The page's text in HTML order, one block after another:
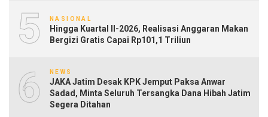
5 NASIONAL
Hingga Kuartal II-2026, Realisasi Anggaran Makan
Bergizi Gratis Capai Rp101,1 Triliun
6 NEWS
JAKA Jatim Desak KPK Jemput Paksa Anwar
Sadad, Minta Seluruh Tersangka Dana Hibah Jatim
Segera Ditahan